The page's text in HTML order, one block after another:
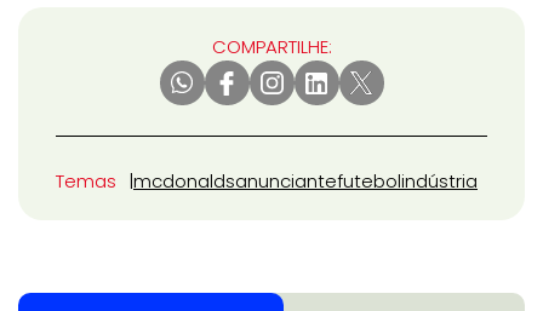
COMPARTILHE:
Temas mcdonaldsanunciantefutebolindústria